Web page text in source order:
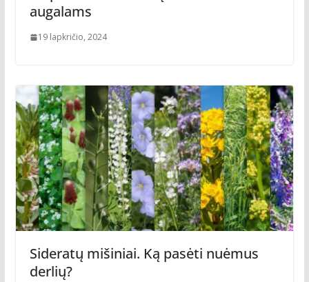
augalams
19 lapkričio, 2024
Sideratų mišiniai. Ką pasėti nuėmus
derlių?